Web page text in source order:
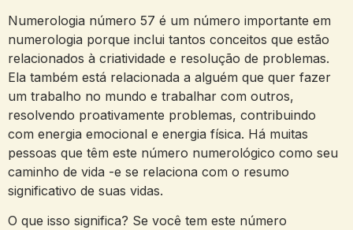
Numerologia número 57 é um número importante em
numerologia porque inclui tantos conceitos que estão
relacionados à criatividade e resolução de problemas.
Ela também está relacionada a alguém que quer fazer
um trabalho no mundo e trabalhar com outros,
resolvendo proativamente problemas, contribuindo
com energia emocional e energia física. Há muitas
pessoas que têm este número numerológico como seu
caminho de vida -e se relaciona com o resumo
significativo de suas vidas.
O que isso significa? Se você tem este número